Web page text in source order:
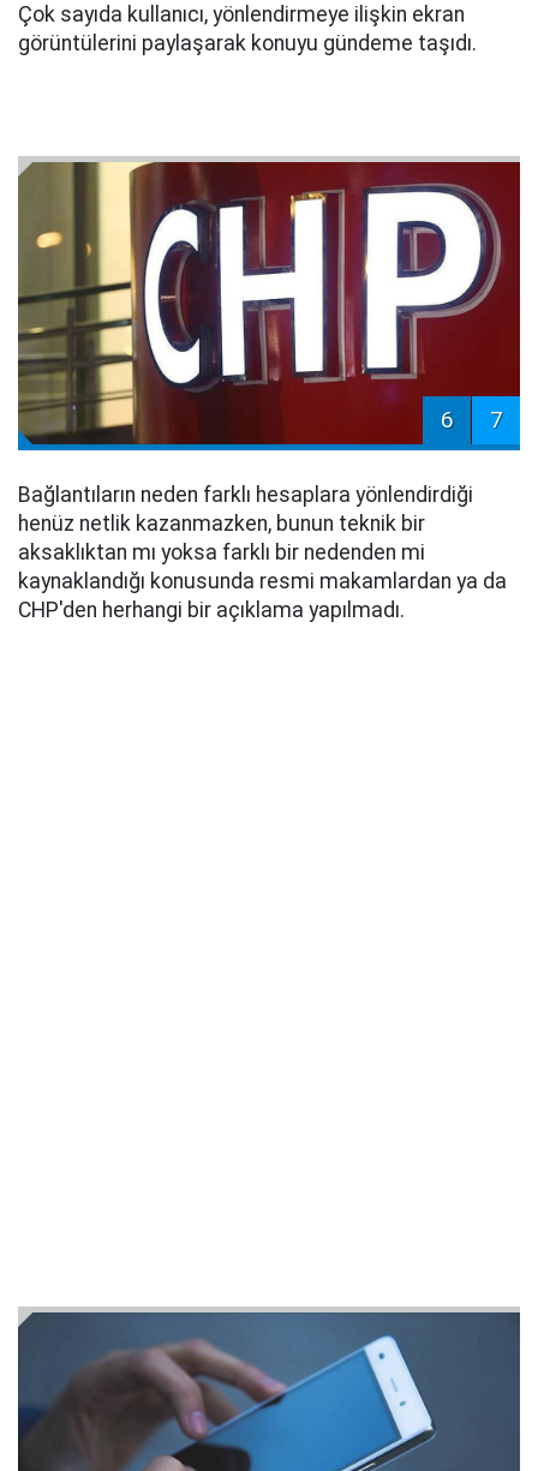
Çok sayıda kullanıcı, yönlendirmeye ilişkin ekran
görüntülerini paylaşarak konuyu gündeme taşıdı.
6 7
Bağlantıların neden farklı hesaplara yönlendirdiği
henüz netlik kazanmazken, bunun teknik bir
aksaklıktan mı yoksa farklı bir nedenden mi
kaynaklandığı konusunda resmi makamlardan ya da
CHP'den herhangi bir açıklama yapılmadı.